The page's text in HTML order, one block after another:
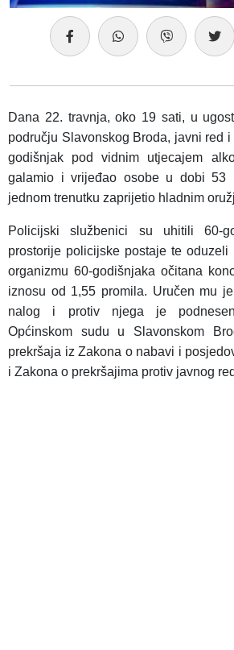
Dana 22. travnja, oko 19 sati, u
području Slavonskog Broda, javni red
godišnjak pod vidnim utjecajem
galamio i vrijeđao osobe u dobi
jednom trenutku zaprijetio hladnim
Policijski službenici su uhitili 60-
prostorije policijske postaje te oduzeli
organizmu 60-godišnjaka očitana
iznosu od 1,55 promila. Uručen mu
nalog i protiv njega je
Općinskom sudu u Slavonskom
prekršaja iz Zakona o nabavi i
i Zakona o prekršajima protiv javnog